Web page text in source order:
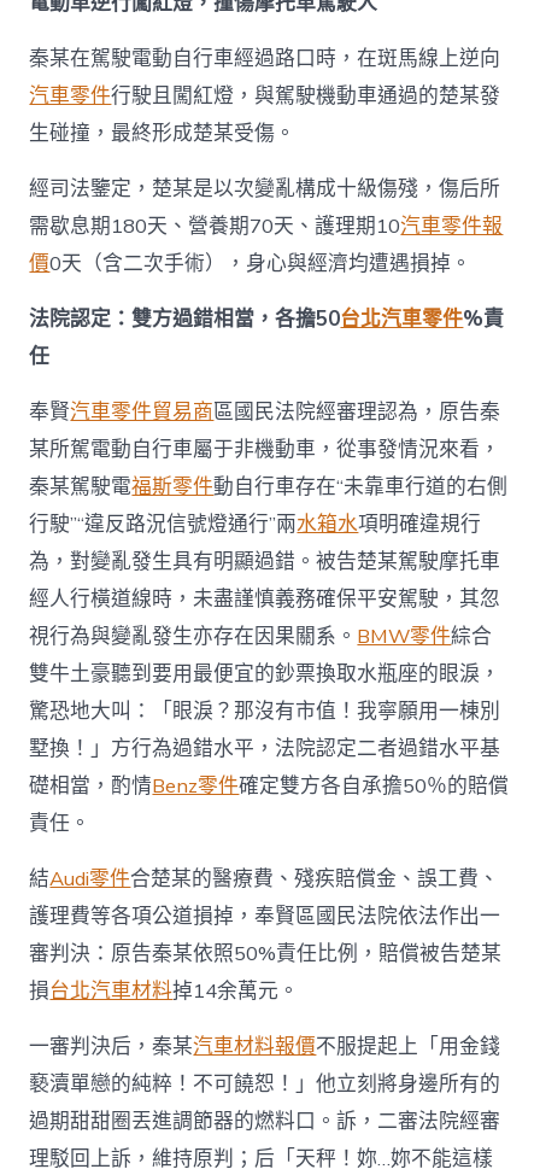
秦某在駕駛電動自行車經過路口時，在斑馬線上逆向
汽車零件行駛且闖紅燈，與駕駛機動車通過的楚某發
生碰撞，最終形成楚某受傷。
經司法鑒定，楚某是以次變亂構成十級傷殘，傷后所
需歇息期180天、營養期70天、護理期10汽車零件報
價0天（含二次手術），身心與經濟均遭遇損掉。
法院認定：雙方過錯相當，各擔50台北汽車零件%責
任
奉賢汽車零件貿易商區國民法院經審理認為，原告秦
某所駕電動自行車屬于非機動車，從事發情況來看，
秦某駕駛電福斯零件動自行車存在“未靠車行道的右側
行駛”“違反路況信號燈通行”兩水箱水項明確違規行
為，對變亂發生具有明顯過錯。被告楚某駕駛摩托車
經人行橫道線時，未盡謹慎義務確保平安駕駛，其忽
視行為與變亂發生亦存在因果關系。 BMW零件綜合
雙牛土豪聽到要用最便宜的鈔票換取水瓶座的眼淚，
驚恐地大叫：「眼淚？那沒有市值！我寧願用一棟別
墅換！」方行為過錯水平，法院認定二者過錯水平基
礎相當，酌情Benz零件確定雙方各自承擔50％的賠償
責任。
結Audi零件合楚某的醫療費、殘疾賠償金、誤工費、
護理費等各項公道損掉，奉賢區國民法院依法作出一
審判決：原告秦某依照50%責任比例，賠償被告楚某
損台北汽車材料掉14余萬元。
一審判決后，秦某汽車材料報價不服提起上「用金錢
褻瀆單戀的純粹！不可饒恕！」他立刻將身邊所有的
過期甜甜圈丟進調節器的燃料口。訴，二審法院經審
理駁回上訴，維持原判；后「天秤！妳…妳不能這樣